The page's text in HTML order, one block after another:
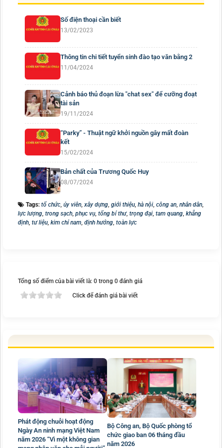
Số điện thoại cần biết
13/02/2023
Thông tin chi tiết tuyển sinh đào tạo văn bằng 2
11/04/2024
Cảnh báo thủ đoạn lừa "chat sex" để cưỡng đoạt
tài sản
19/11/2024
“Parky” - Thuật ngữ khởi nguồn gây mất đoàn
kết
15/02/2024
Bản chất của Trương Quốc Huy
08/07/2024
Tags: tổ chức, ủy viên,xây dựng, giới thiệu, hà nội, công an, nhân dân,
lực lượng, trong sạch, phục vụ, tổng bí thư, trọng đại, tam quang, khẳng
định, tư liệu, kim chỉ nam, định hướng, toàn lực
Tổng số điểm của bài viết là: 0 trong 0 đánh giá
Click để đánh giá bài viết
Phát động chuỗi hoạt động
Ngày An ninh mạng Việt Nam
năm 2026 “Vì một không gian
Bộ Công an, Bộ Quốc phòng tổ
chức giao ban 06 tháng đầu
năm 2026